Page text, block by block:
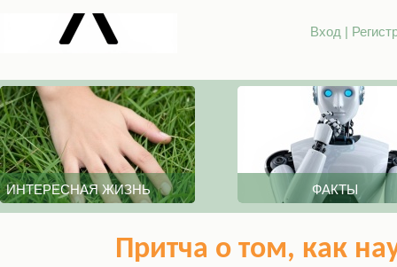
Вход |
ИНТЕРЕСНАЯ ЖИЗНЬ ФАКТЫ
Притча о том, как